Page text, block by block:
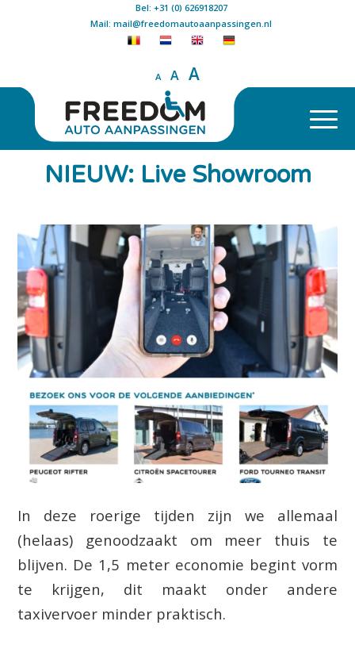
Bel: +31 (0) 626918207
Mail: mail@freedomautoaanpassingen.nl
A A A
NIEUW: Live Showroom
In deze roerige tijden zijn we allemaal
(helaas) genoodzaakt om meer thuis te
blijven. De 1,5 meter economie begint vorm
te krijgen, dit maakt onder andere
taxivervoer minder praktisch.